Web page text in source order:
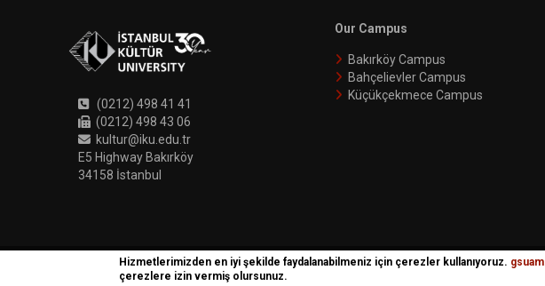
(0212) 498 41 41
(0212) 498 43 06
kultur@iku.edu.tr
E5 Highway Bakırköy
34158 İstanbul
Our Campus
Bakırköy Campus
Bahçelievler Campus
Küçükçekmece Campus
İKÜ © 2018 | Phoenix
Hizmetlerimizden en iyi şekilde faydalanabilmeniz için çerezler kullanıyoruz.
çerezlere izin vermiş olursunuz.